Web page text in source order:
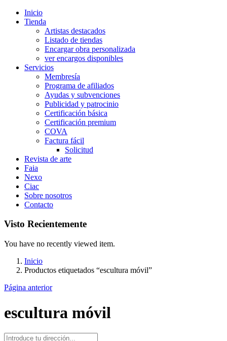
Inicio
Tienda
Artistas destacados
Listado de tiendas
Encargar obra personalizada
ver encargos disponibles
Servicios
Membresía
Programa de afiliados
Ayudas y subvenciones
Publicidad y patrocinio
Certificación básica
Certificación premium
COVA
Factura fácil
Solicitud
Revista de arte
Faia
Nexo
Ciac
Sobre nosotros
Contacto
Visto Recientemente
You have no recently viewed item.
Inicio
Productos etiquetados “escultura móvil”
Página anterior
escultura móvil